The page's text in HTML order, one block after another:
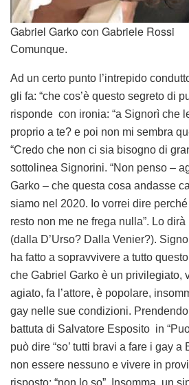
Gabriel Garko con Gabriele Rossi
Comunque.
Ad un certo punto l’intrepido
gli fa: “che cos’è questo segreto di
risponde con ironia: “a Signorì che
proprio a te? e poi non mi sembra
“Credo che non ci sia bisogno di
sottolinea Signorini. “Non penso –
Garko – che questa cosa andasse
siamo nel 2020. Io vorrei dire
resto non me ne frega nulla”. Lo
(dalla D’Urso? Dalla Venier?).
ha fatto a sopravvivere a tutto
che Gabriel Garko è un privilegiato,
agiato, fa l’attore, è popolare,
gay nelle sue condizioni.
battuta di Salvatore Esposito in
può dire “so’ tutti bravi a fare i gay a
non essere nessuno e vivere in